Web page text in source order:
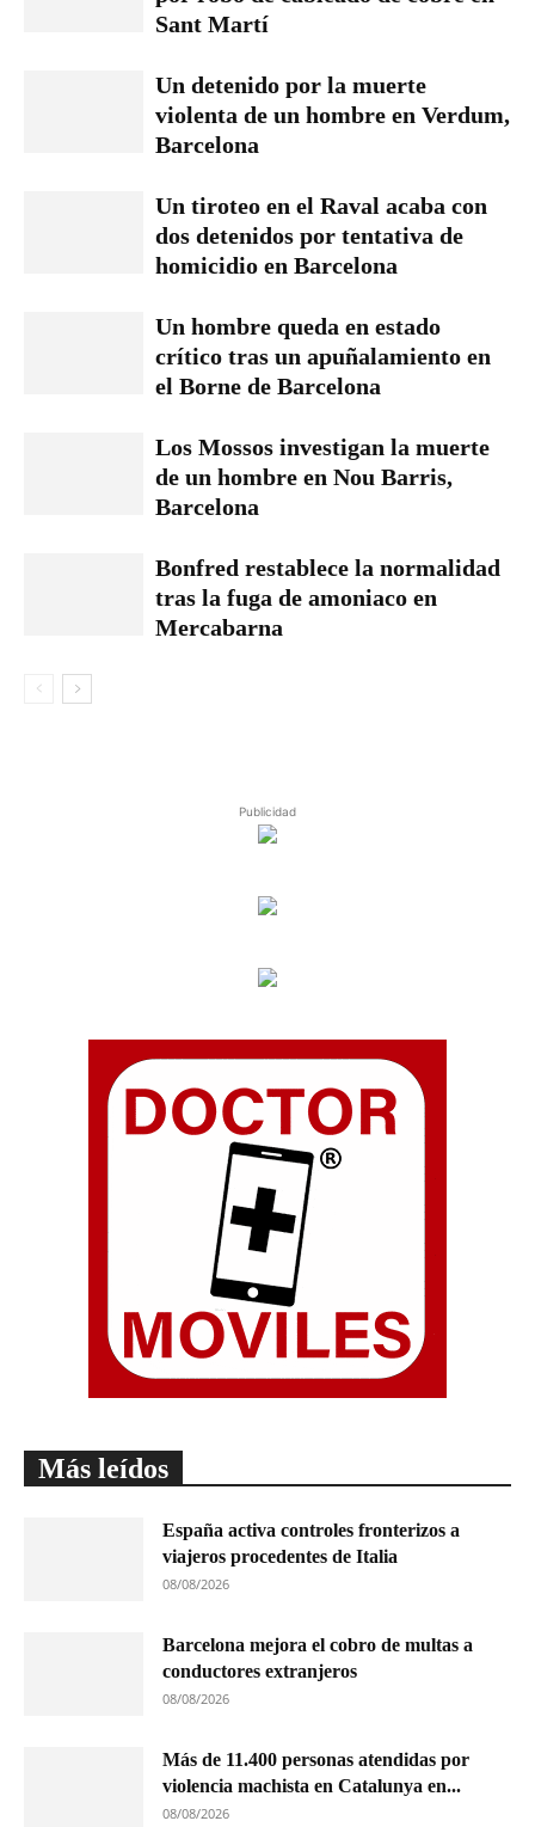
Sant Martí
Un detenido por la muerte
violenta de un hombre en Verdum,
Barcelona
Un tiroteo en el Raval acaba con
dos detenidos por tentativa de
homicidio en Barcelona
Un hombre queda en estado
crítico tras un apuñalamiento en
el Borne de Barcelona
Los Mossos investigan la muerte
de un hombre en Nou Barris,
Barcelona
Bonfred restablece la normalidad
tras la fuga de amoniaco en
Mercabarna
Publicidad
Más leídos
España activa controles fronterizos a
viajeros procedentes de Italia
08/08/2026
Barcelona mejora el cobro de multas a
conductores extranjeros
08/08/2026
Más de 11.400 personas atendidas por
violencia machista en Catalunya en...
08/08/2026